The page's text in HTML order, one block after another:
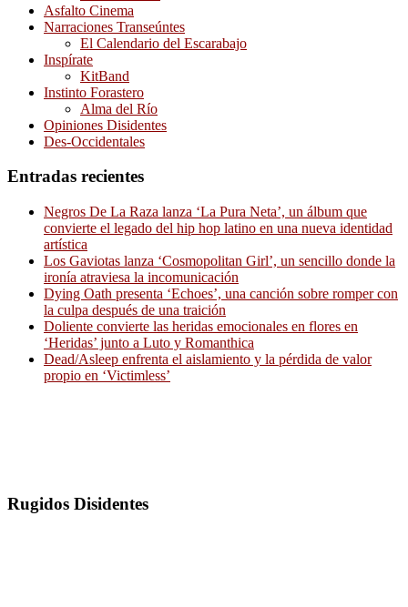
Asfalto Cinema
Narraciones Transeúntes
El Calendario del Escarabajo
Inspírate
KitBand
Instinto Forastero
Alma del Río
Opiniones Disidentes
Des-Occidentales
Entradas recientes
Negros De La Raza lanza ‘La Pura Neta’, un álbum que
convierte el legado del hip hop latino en una nueva identidad
artística
Los Gaviotas lanza ‘Cosmopolitan Girl’, un sencillo donde la
ironía atraviesa la incomunicación
Dying Oath presenta ‘Echoes’, una canción sobre romper con
la culpa después de una traición
Doliente convierte las heridas emocionales en flores en
‘Heridas’ junto a Luto y Romanthica
Dead/Asleep enfrenta el aislamiento y la pérdida de valor
propio en ‘Victimless’
Rugidos Disidentes